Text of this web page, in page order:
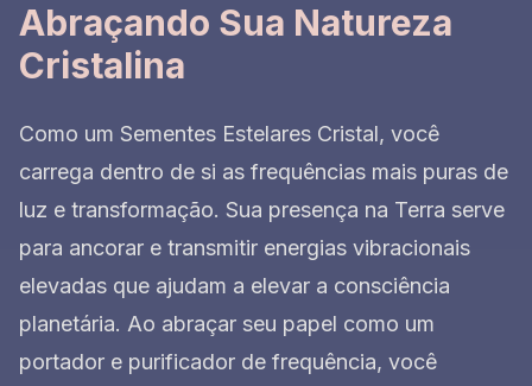
Abraçando Sua Natureza
Cristalina
Como um Sementes Estelares Cristal, você
carrega dentro de si as frequências mais puras de
luz e transformação. Sua presença na Terra serve
para ancorar e transmitir energias vibracionais
elevadas que ajudam a elevar a consciência
planetária. Ao abraçar seu papel como um
portador e purificador de frequência, você